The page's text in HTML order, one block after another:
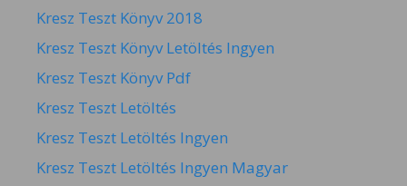
Kresz Teszt Könyv 2018
Kresz Teszt Könyv Letöltés Ingyen
Kresz Teszt Könyv Pdf
Kresz Teszt Letöltés
Kresz Teszt Letöltés Ingyen
Kresz Teszt Letöltés Ingyen Magyar